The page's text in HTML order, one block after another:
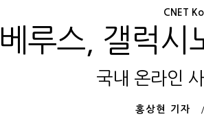
CNET
베루스, 갤럭시
국내 온라인
홍상현 기자